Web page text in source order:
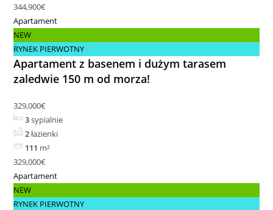
344,900€
Apartament
NEW
RYNEK PIERWOTNY
Apartament z basenem i dużym tarasem
zaledwie 150 m od morza!
329,000€
3sypialnie
2łazienki
111 m²
329,000€
Apartament
NEW
RYNEK PIERWOTNY